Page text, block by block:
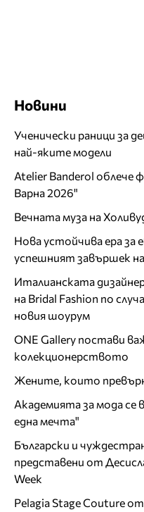
Новини
Ученически раници за
най-яките модели
Atelier Banderol
Варна 2026"
Вечната муза на
Нова устойчива ера за
успешният завършек
Италианската
на Bridal Fashion по
новия шоурум
ONE Gallery постави
колекционерството
Жените, които
Академията за мода се
една мечта"
Български и
представени от
Week
Pelagia Stage Couture